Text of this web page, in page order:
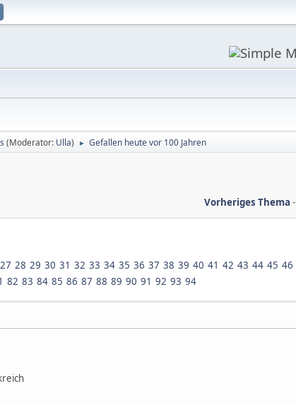
(Moderator: Ulla) ► Gefallen heute vor 100 Jahren
Vorheriges Thema -
27 28 29 30 31 32 33 34 35 36 37 38 39 40 41 42 43 44 45 46
82 83 84 85 86 87 88 89 90 91 92 93 94